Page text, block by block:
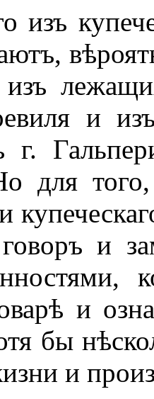
изъ
изъ
и
г.
для
и
и
бы
и